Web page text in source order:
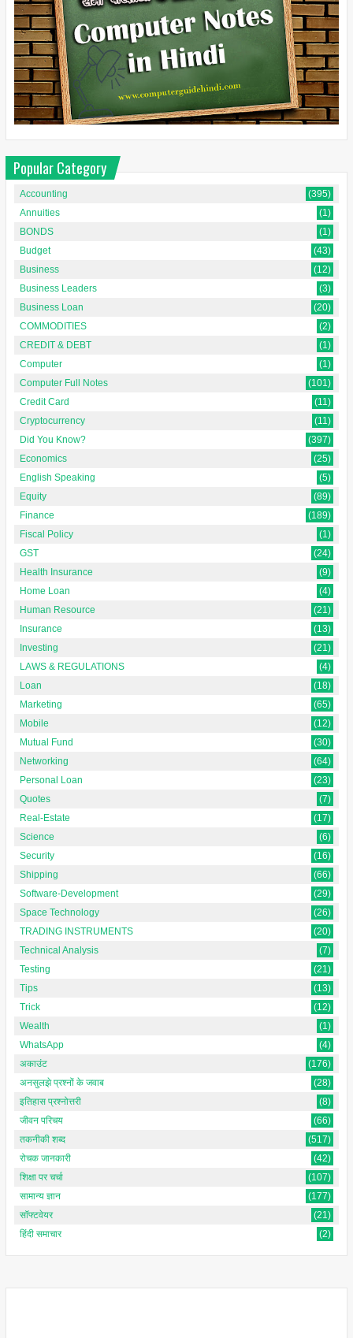
Popular Category
Accounting
(395)
Annuities
(1)
BONDS
(1)
Budget
(43)
Business
(12)
Business Leaders
(3)
Business Loan
(20)
COMMODITIES
(2)
CREDIT & DEBT
(1)
Computer
(1)
Computer Full Notes
(101)
Credit Card
(11)
Cryptocurrency
(11)
Did You Know?
(397)
Economics
(25)
English Speaking
(5)
Equity
(89)
Finance
(189)
Fiscal Policy
(1)
GST
(24)
Health Insurance
(9)
Home Loan
(4)
Human Resource
(21)
Insurance
(13)
Investing
(21)
LAWS & REGULATIONS
(4)
Loan
(18)
Marketing
(65)
Mobile
(12)
Mutual Fund
(30)
Networking
(64)
Personal Loan
(23)
Quotes
(7)
Real-Estate
(17)
Science
(6)
Security
(16)
Shipping
(66)
Software-Development
(29)
Space Technology
(26)
TRADING INSTRUMENTS
(20)
Technical Analysis
(7)
Testing
(21)
Tips
(13)
Trick
(12)
Wealth
(1)
WhatsApp
(4)
अकाउंट
(176)
अनसुलझे प्रश्नों के जवाब
(28)
इतिहास प्रश्नोत्तरी
(8)
जीवन परिचय
(66)
तकनीकी शब्द
(517)
रोचक जानकारी
(42)
शिक्षा पर चर्चा
(107)
सामान्य ज्ञान
(177)
सॉफ्टवेयर
(21)
हिंदी समाचार
(2)